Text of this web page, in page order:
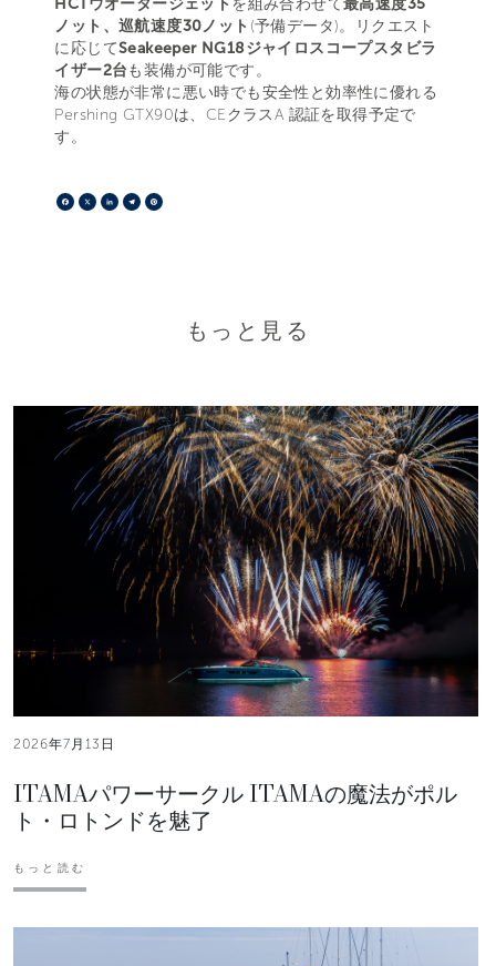
ノット、巡航速度30ノット (予備データ)。リクエスト
に応じてSeakeeper NG18ジャイロスコープスタビラ
イザー2台も装備が可能です。
海の状態が非常に悪い時でも安全性と効率性に優れる
Pershing GTX90は、CEクラスA 認証を取得予定で
す。
Facebook
X LinkedIn
Telegram
もっと見る
2026年7月13日
ITAMAパワーサークル ITAMAの魔法がポル
ト・ロトンドを魅了
もっと読む